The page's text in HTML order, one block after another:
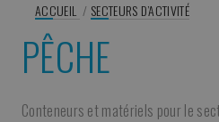
ACCUEIL / SECTEURS D’ACTIVITÉ
PÊCHE
Conteneurs et matériels pour le